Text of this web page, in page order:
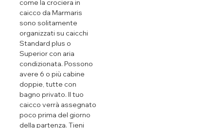
come la crociera in
caicco da Marmaris
sono solitamente
organizzati su caicchi
Standard plus o
Superior con aria
condizionata. Possono
avere 6 o più cabine
doppie, tutte con
bagno privato. Il tuo
caicco verrà assegnato
poco prima del giorno
della partenza. Tieni